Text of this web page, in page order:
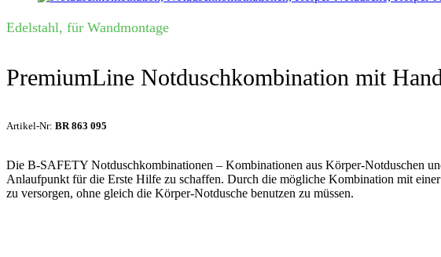
Edelstahl, für Wandmontage
PremiumLine Notduschkombination mit
Artikel-Nr: BR 863 095
Die B-SAFETY Notduschkombinationen – Kombinationen aus Körper-Notduschen
Anlaufpunkt für die Erste Hilfe zu schaffen. Durch die mögliche Kombination mit
zu versorgen, ohne gleich die Körper-Notdusche benutzen zu müssen.